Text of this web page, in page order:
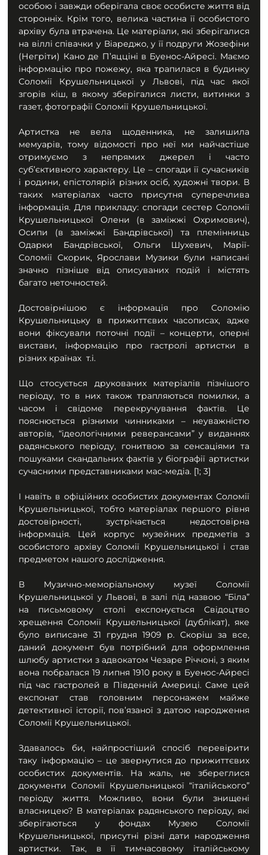
особою і завжди оберігала своє особисте життя від
сторонніх. Крім того, велика частина її особистого
архіву була втрачена. Це матеріали, які зберігалися
на віллі співачки у Віареджо, у її подруги Жозефіни
(Негріти) Кано де П’яцціні в Буенос-Айресі. Маємо
інформацію про пожежу, яка трапилася в будинку
Соломії Крушельницької у Львові, під час якої
згорів кіш, в якому зберігалися листи, витинки з
газет, фотографії Соломії Крушельницької.
Артистка не вела щоденника, не залишила
мемуарів, тому відомості про неї ми найчастіше
отримуємо з непрямих джерел і часто
суб’єктивного характеру. Це – спогади її сучасників
і родини, епістолярій різних осіб, художні твори. В
таких матеріалах часто присутня суперечлива
інформація. Для прикладу: спогади сестер Соломії
Крушельницької Олени (в заміжжі Охримович),
Осипи (в заміжжі Бандрівської) та племінниць
Одарки Бандрівської, Ольги Шухевич, Марії-
Соломії Скорик, Ярослави Музики були написані
значно пізніше від описуваних подій і містять
багато неточностей.
Достовірнішою є інформація про Соломію
Крушельницьку в прижиттєвих часописах, адже
вони фіксували поточні події – концерти, оперні
вистави, інформацію про гастролі артистки в
різних країнах  т.і.
Що стосується друкованих матеріалів пізнішого
періоду, то в них також трапляються помилки, а
часом і свідоме перекручування фактів. Це
пояснюється різними чинниками – неуважністю
авторів, “ідеологічними реверансами” у виданнях
радянського періоду, гонитвою за сенсаціями та
пошуками скандальних фактів у біографії артистки
сучасними представниками мас-медіа. [1; 3]
І навіть в офіційних особистих документах Соломії
Крушельницької, тобто матеріалах першого рівня
достовірності, зустрічається недостовірна
інформація. Цей корпус музейних предметів з
особистого архіву Соломії Крушельницької і став
предметом нашого дослідження.
В Музично-меморіальному музеї Соломії
Крушельницької у Львові, в залі під назвою “Біла”
на письмовому столі експонується Свідоцтво
хрещення Соломії Крушельницької (дублікат), яке
було виписане 31 грудня 1909 р. Скоріш за все,
даний документ був потрібний для оформлення
шлюбу артистки з адвокатом Чезаре Річчоні, з яким
вона побралася 19 липня 1910 року в Буенос-Айресі
під час гастролей в Південній Америці. Саме цей
експонат став головним персонажем майже
детективної історії, пов’язаної з датою народження
Соломії Крушельницької.
Здавалось би, найпростіший спосіб перевірити
таку інформацію – це звернутися до прижиттєвих
особистих документів. На жаль, не збереглися
документи Соломії Крушельницької “італійського”
періоду життя. Можливо, вони були знищені
власницею? В матеріалах радянського періоду, які
зберігаються у фондах Музею Соломії
Крушельницької, присутні різні дати народження
артистки. Так, в її тимчасовому італійському